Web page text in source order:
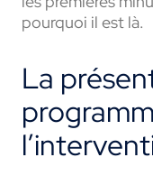
pourquoi il est là.
La